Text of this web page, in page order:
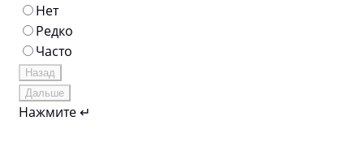
Нет
Редко
Часто
Назад
Дальше
Нажмите ↵